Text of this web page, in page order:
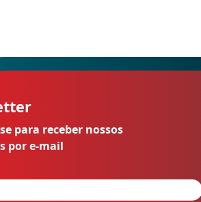
para receber nossos
por e-mail